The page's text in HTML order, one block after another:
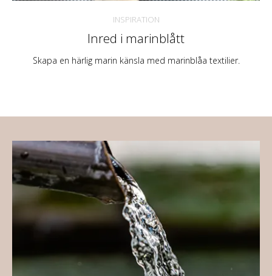
INSPIRATION
Inred i marinblått
Skapa en härlig marin känsla med marinblåa textilier.